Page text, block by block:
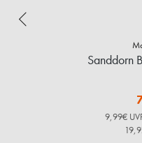
Sanddorn
9,99€